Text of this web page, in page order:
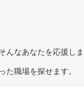
んなあなたを応援しま
た職場を探せます。